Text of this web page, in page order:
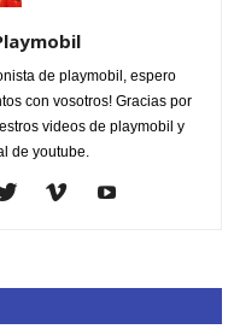
de playmobil, espero
con vosotros! Gracias por
videos de playmobil y
de youtube.